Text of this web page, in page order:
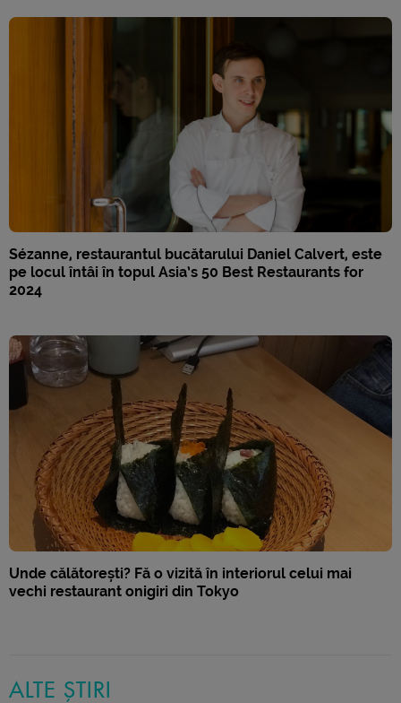
Sézanne, restaurantul bucătarului Daniel Calvert, este
pe locul întâi în topul Asia’s 50 Best Restaurants for
2024
Unde călătorești? Fă o vizită în interiorul celui mai
vechi restaurant onigiri din Tokyo
ALTE ȘTIRI